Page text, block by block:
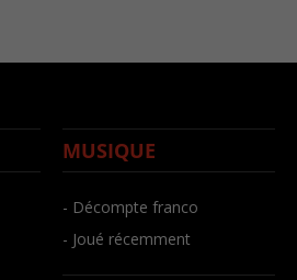
MUSIQUE
- Décompte franco
- Joué récemment